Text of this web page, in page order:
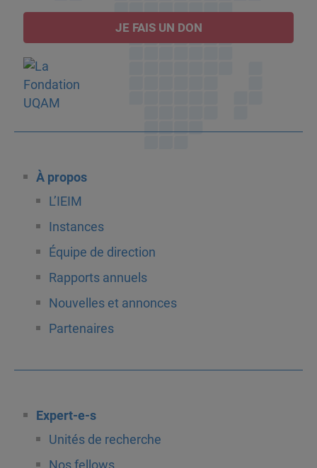
JE FAIS UN DON
À propos
L’IEIM
Instances
Équipe de direction
Rapports annuels
Nouvelles et annonces
Partenaires
Expert-e-s
Unités de recherche